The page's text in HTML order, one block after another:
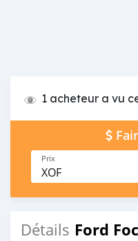
1 acheteur a vu
Prix
XOF
Détails Ford